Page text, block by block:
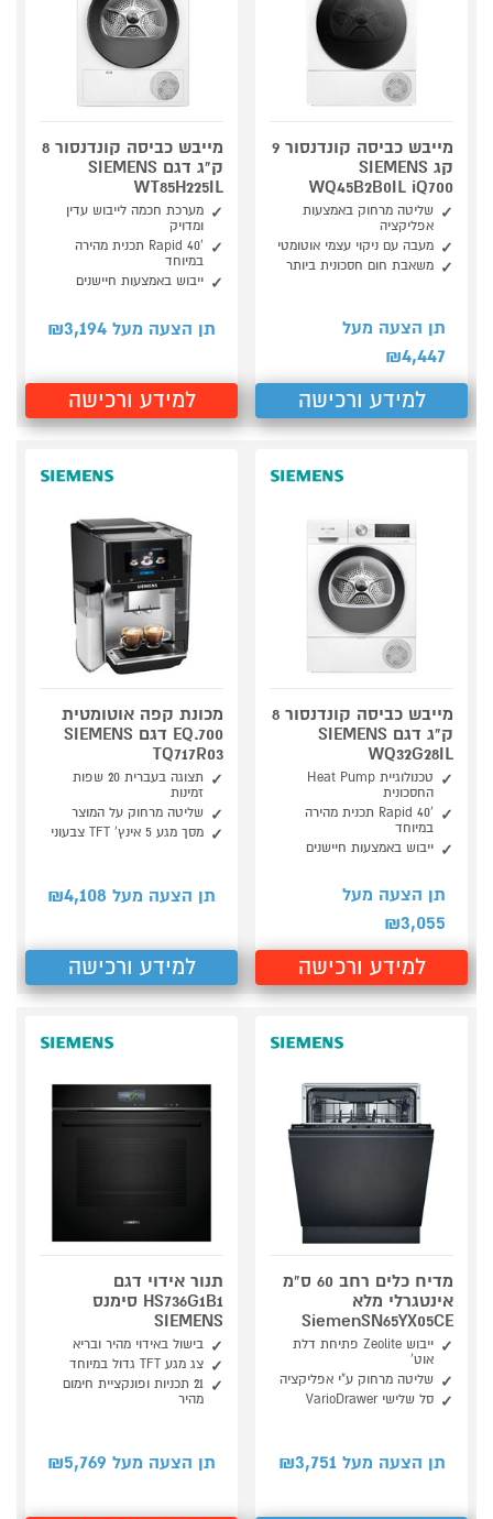
מייבש כביסה קונדנסור 9
קג SIEMENS
WQ45B2B0IL iQ700
שליטה מרחוק באמצעות
אפליקציה
מעבה עם ניקוי עצמי אוטומטי
משאבת חום חסכונית ביותר
תן הצעה מעל
₪4,447
למידע ורכישה
מייבש כביסה קונדנסור 8
ק"ג דגם SIEMENS
WT85H225IL
מערכת חכמה לייבוש עדין
ומדויק
’Rapid 40 תכנית מהירה
במיוחד
ייבוש באמצעות חיישנים
תן הצעה מעל ₪ 3,194
למידע ורכישה
מייבש כביסה קונדנסור 8
ק"ג דגם SIEMENS
WQ32G28IL
טכנולוגיית Heat Pump
החסכונית
’Rapid 40 תכנית מהירה
במיוחד
ייבוש באמצעות חיישנים
תן הצעה מעל
₪3,055
למידע ורכישה
מכונת קפה אוטומטית
EQ.700 דגם SIEMENS
TQ717R03
תצוגה בעברית 20 שפות
זמינות
שליטה מרחוק על המוצר
מסך מגע 5 אינץ' TFT צבעוני
תן הצעה מעל ₪ 4,108
למידע ורכישה
מדיח כלים רחב 60 ס"מ
אינטגרלי מלא
SiemenSN65YX05CE
ייבוש Zeolite פתיחת דלת
אוט'
שליטה מרחוק ע"י אפליקציה
סל שלישי VarioDrawer
תן הצעה מעל ₪ 3,751
תנור אידוי דגם
HS736G1B1 סימנס
SIEMENS
בישול באידוי מהיר ובריא
צג מגע TFT גדול במיוחד
21 תכניות ופונקציית חימום
מהיר
תן הצעה מעל ₪ 5,769